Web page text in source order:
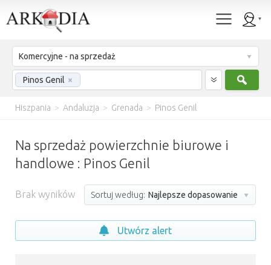
Komercyjne - na sprzedaż
Pinos Genil ×
Hiszpania > Andaluzja > Grenada > Pinos Genil
Na sprzedaż powierzchnie biurowe i
handlowe : Pinos Genil
Brak wyników Sortuj według: Najlepsze dopasowanie
Utwórz alert